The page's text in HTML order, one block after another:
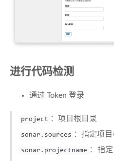
进行代码检测
通过 Token 登录
project ：项目根目录
sonar.sources ：指定项
sonar.projectname ：指